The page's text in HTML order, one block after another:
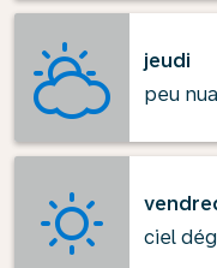
jeudi
peu
ciel